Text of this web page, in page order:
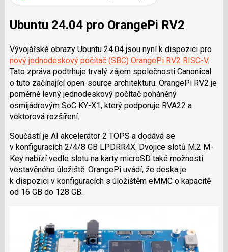
k
c
Ubuntu 24.04 pro OrangePi RV2
Vývojářské obrazy Ubuntu 24.04 jsou nyní k dispozici pro
nový jednodeskový počítač (SBC) OrangePi RV2 RISC-V.
Tato zpráva podtrhuje trvalý zájem společnosti Canonical
o tuto začínající open-source architekturu. OrangePi RV2 je
poměrně levný jednodeskový počítač poháněný
osmijádrovým SoC KY-X1, který podporuje RVA22 a
vektorová rozšíření.
Součástí je AI akcelerátor 2 TOPS a dodává se
v konfiguracích 2/4/8 GB LPDRR4X. Dvojice slotů M.2 M-
Key nabízí vedle slotu na karty microSD také možnosti
vestavěného úložiště. OrangePi uvádí, že deska je
k dispozici v konfiguracích s úložištěm eMMC o kapacitě
od 16 GB do 128 GB.